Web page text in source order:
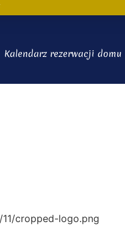
Kalendarz rezerwacji domu
cropped-logo.png